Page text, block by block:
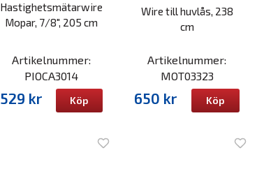
Hastighetsmätarwire
Mopar, 7/8", 205 cm
Artikelnummer:
PIOCA3014
529 kr Köp
Wire till huvlås, 238
cm
Artikelnummer:
MOT03323
650 kr Köp